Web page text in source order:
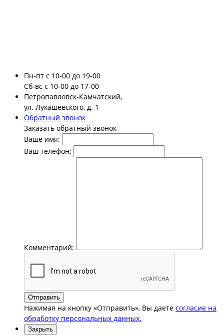
Пн-пт с 10-00 до 19-00
Сб-вс с 10-00 до 17-00
Петропавловск-Камчатский,
ул. Лукашевского, д. 1
Обратный звонок
Заказать обратный звонок
Ваше имя:
Ваш телефон:
Комментарий:
Отправить
Нажимая на кнопку «Отправить», Вы даете согласие на
обработку персональных данных.
Закрыть